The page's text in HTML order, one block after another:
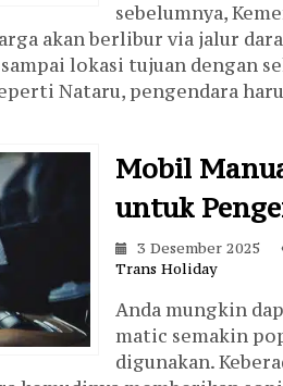
sebelumnya,
akan berlibur via jalur
lokasi tujuan dengan
Nataru, pengendara
Mobil
untuk
3 Desember 2025
Trans Holiday
Anda mungkin
matic semakin
digunakan.